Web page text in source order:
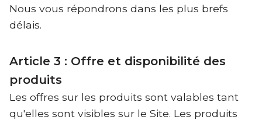
Nous vous répondrons dans les plus brefs
délais.
Article 3 : Offre et disponibilité des
produits
Les offres sur les produits sont valables tant
qu'elles sont visibles sur le Site. Les produits